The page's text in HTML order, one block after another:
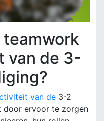
van de 3-
van de 3-2
door ervoor te zorgen